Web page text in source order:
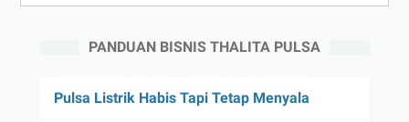
PANDUAN BISNIS THALITA PULSA
Pulsa Listrik Habis Tapi Tetap Menyala